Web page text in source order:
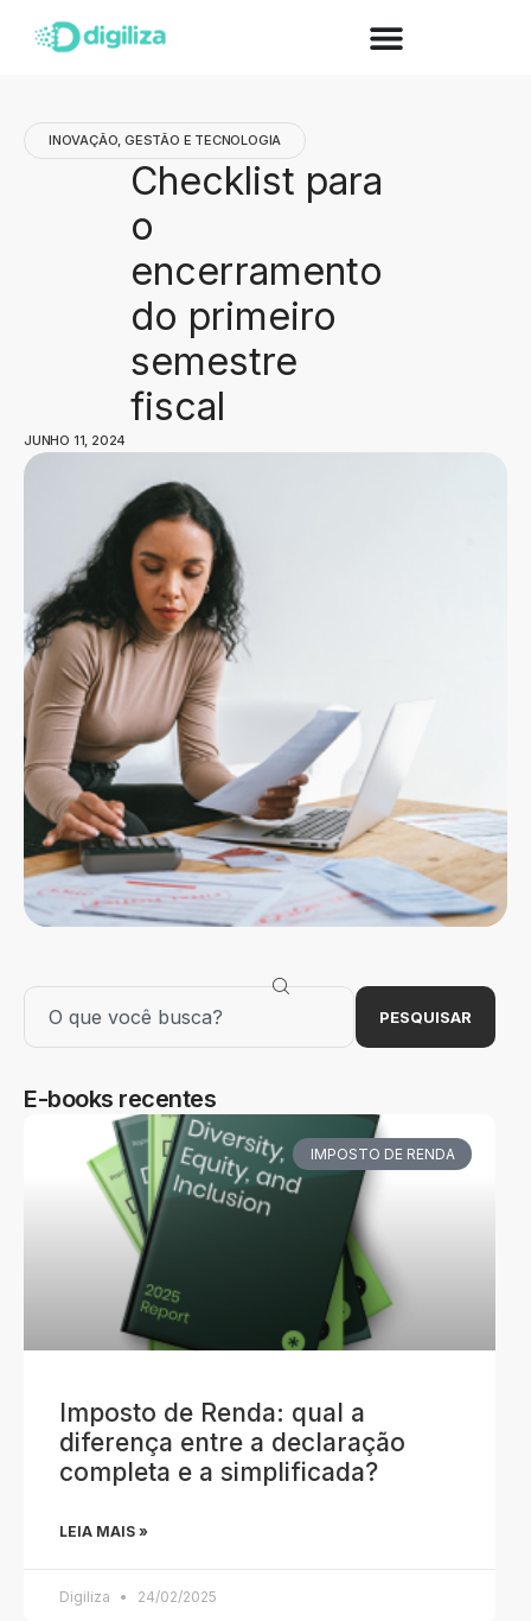
INOVAÇÃO, GESTÃO E TECNOLOGIA
Checklist para
o
encerramento
do primeiro
semestre
fiscal
JUNHO 11, 2024
PESQUISAR
E-books recentes
IMPOSTO DE RENDA
Imposto de Renda: qual a
diferença entre a declaração
completa e a simplificada?
LEIA MAIS »
Digiliza 24/02/2025